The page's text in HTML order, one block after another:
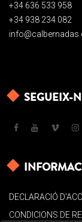
+34 636 533 958
+34 938 234 082
SEGUEIX-
DECLARACIÓ
CONDICIONS DE